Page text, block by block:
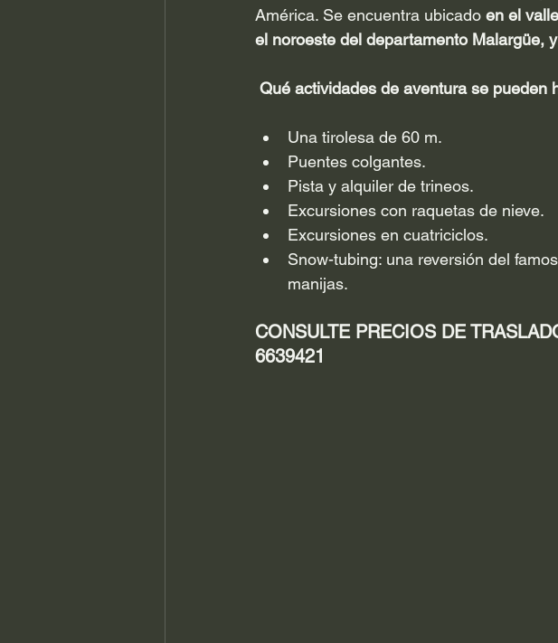
América. Se encuentra ubicado en el
el noroeste del departamento Malargüe,
Qué actividades de aventura se pueden
Una tirolesa de 60 m.
Puentes colgantes.
Pista y alquiler de trineos.
Excursiones con raquetas de nieve.
Excursiones en cuatriciclos.
Snow-tubing: una reversión del
manijas.
CONSULTE PRECIOS DE
6639421